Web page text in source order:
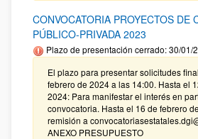
CONVOCATORIA PROYECTOS DE
PÚBLICO-PRIVADA 2023
Plazo de presentación cerrado: 30/01/
El plazo para presentar solicitudes
febrero de 2024 a las 14:00. Hasta el
2024: Para manifestar el interés en
convocatoria. Hasta el 16 de febrero
remisión a
ANEXO PRESUPUESTO